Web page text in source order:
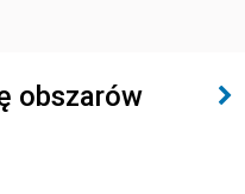
obszarów